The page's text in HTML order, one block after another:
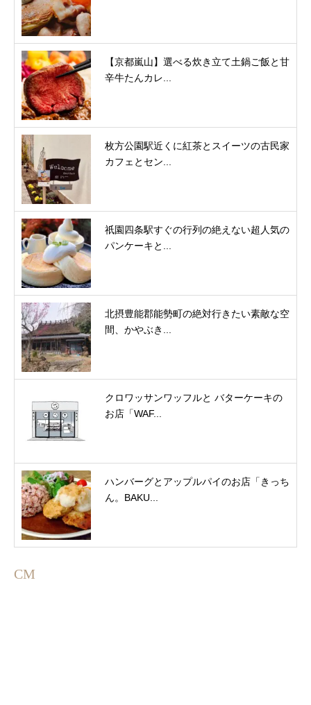
【京都嵐山】選べる炊き立て土鍋ご飯と甘
辛牛たんカレ...
枚方公園駅近くに紅茶とスイーツの古民家
カフェとセン...
祇園四条駅すぐの行列の絶えない超人気の
パンケーキと...
北摂豊能郡能勢町の絶対行きたい素敵な空
間、かやぶき...
クロワッサンワッフルと バターケーキの
お店「WAF...
ハンバーグとアップルパイのお店「きっち
ん。BAKU...
CM